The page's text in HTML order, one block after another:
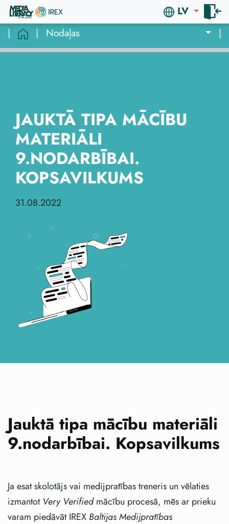
LV
|
| Nodaļas |
JAUKTĀ TIPA MĀCĪBU
MATERIĀLI
9.NODARBĪBAI.
KOPSAVILKUMS
31.08.2022
Jauktā tipa mācību materiāli
9.nodarbībai. Kopsavilkums
Ja esat skolotājs vai medijpratības treneris un vēlaties
izmantotVery Verifiedmācību procesā, mēs ar prieku
varam piedāvāt IREX Baltijas Medijpratības